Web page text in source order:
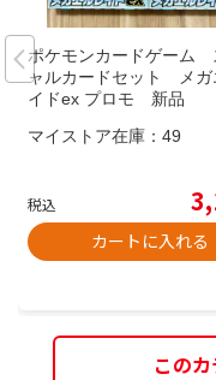
ポケモンカードゲーム
ャルカードセット メガ
イドex プロモ 新品
マイストア在庫： 49
税込
カートに入れる
この